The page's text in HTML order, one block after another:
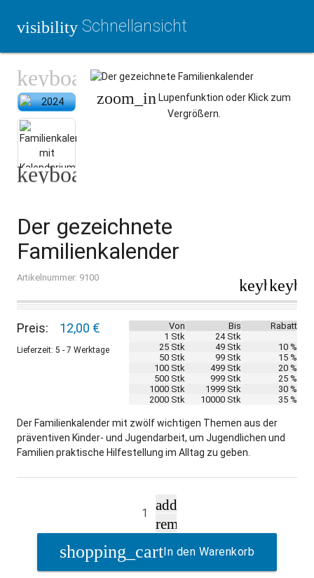
visibility Schnellansicht
zoom_in Lupenfunktion oder Klick zum
Vergrößern.
Der gezeichnete
Familienkalender
Artikelnummer: 9100
Von Bis
Rabatt
1 Stk
24 Stk
25 Stk
49 Stk
10 %
50 Stk
99 Stk
15 %
100 Stk
499 Stk
20 %
500 Stk
999 Stk
25 %
1000 Stk
1999 Stk
30 %
2000 Stk
10000 Stk 35 %
Preis: 12,00 €
Lieferzeit: 5 - 7 Werktage
Der Familienkalender mit zwölf wichtigen Themen aus der
präventiven Kinder- und Jugendarbeit, um Jugendlichen und
Familien praktische Hilfestellung im Alltag zu geben.
add
remove
In den Warenkorb